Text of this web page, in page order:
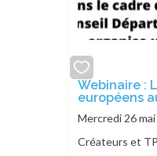
add
or
remove
Webinaire :
européens
Mercredi 26
Créateurs et